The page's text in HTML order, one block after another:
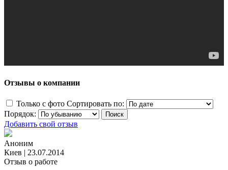
Отзывы о компании
Только с фото Сортировать по:
Порядок:
Добавить свой отзыв
Аноним
Киев | 23.07.2014
Отзыв о работе